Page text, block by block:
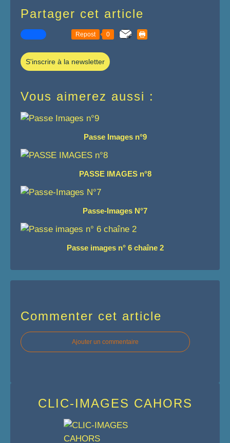
Partager cet article
Repost 0
S'inscrire à la newsletter
Vous aimerez aussi :
Passe Images n°9
PASSE IMAGES n°8
Passe-Images N°7
Passe images n° 6 chaîne 2
Commenter cet article
Ajouter un commentaire
CLIC-IMAGES CAHORS